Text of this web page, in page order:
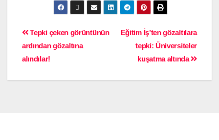
Eğitim İş’ten gözaltılara
tepki: Üniversiteler
kuşatma altında
Tepki çeken görüntünün
ardından gözaltına
alındılar!